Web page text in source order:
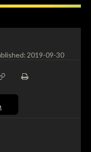
2019-09-30